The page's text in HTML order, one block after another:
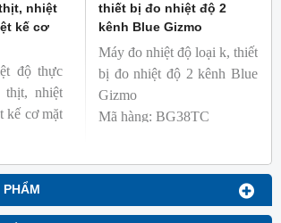
nhiệt
kế cơ
độ thực
thịt, nhiệt
kế cơ mặt
Gizmo
thiết bị đo nhiệt độ 2
kênh Blue Gizmo
Máy đo nhiệt độ loại k, thiết
bị đo nhiệt độ 2 kênh Blue
Gizmo
Mã hàng: BG38TC